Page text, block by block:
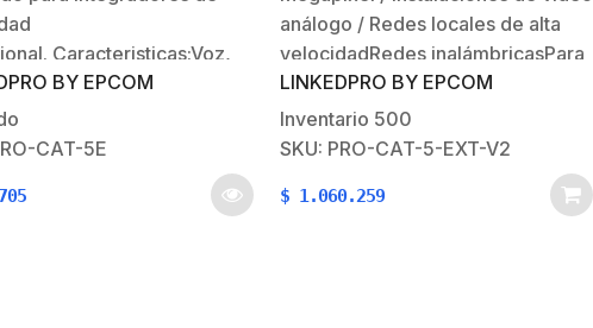
Caracteristicas:Voz,
y aplicaciones
CCTV IP
gigabits
/ datos.Envío de POE a
BY EPCOM
CAT-5E
análogo / Redes locales de alta
velocidadRedes inalámbricasPara
aplicaciones de alta velocidad de
datos, Fast Ethernet y Gigabit
Ethernet.Instalaciones Gigabit de
voz/datos.Envio de PoE en largas
distancias.Conductores de puro
LINKEDPRO BY EPCOM
Inventario 500
SKU: PRO-CAT-5-EXT-V2
$ 1.060.259